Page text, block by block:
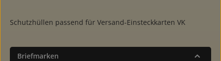
Schutzhüllen passend für Versand-Einsteckkarten VK
Briefmarken